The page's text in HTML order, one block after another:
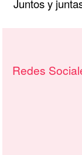
Juntos y
Redes